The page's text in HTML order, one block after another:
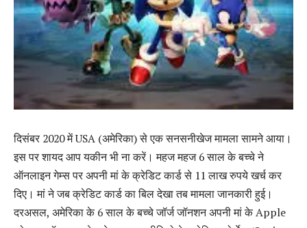
दिसंबर 2020 में USA (अमेरिका) से एक सनसनीखेज मामला सामने आया।
इस पर शायद आप यकीन भी ना करें। महज महज 6 साल के बच्चे ने
ऑनलाइन गेम्स पर अपनी मां के क्रेडिट कार्ड से 11 लाख रुपये खर्च कर
दिए। मां ने जब क्रेडिट कार्ड का बिल देखा तब मामला जानकारी हुई।
दरअसल, अमेरिका के 6 साल के बच्चे जॉर्ज जॉनशन अपनी मां के Apple